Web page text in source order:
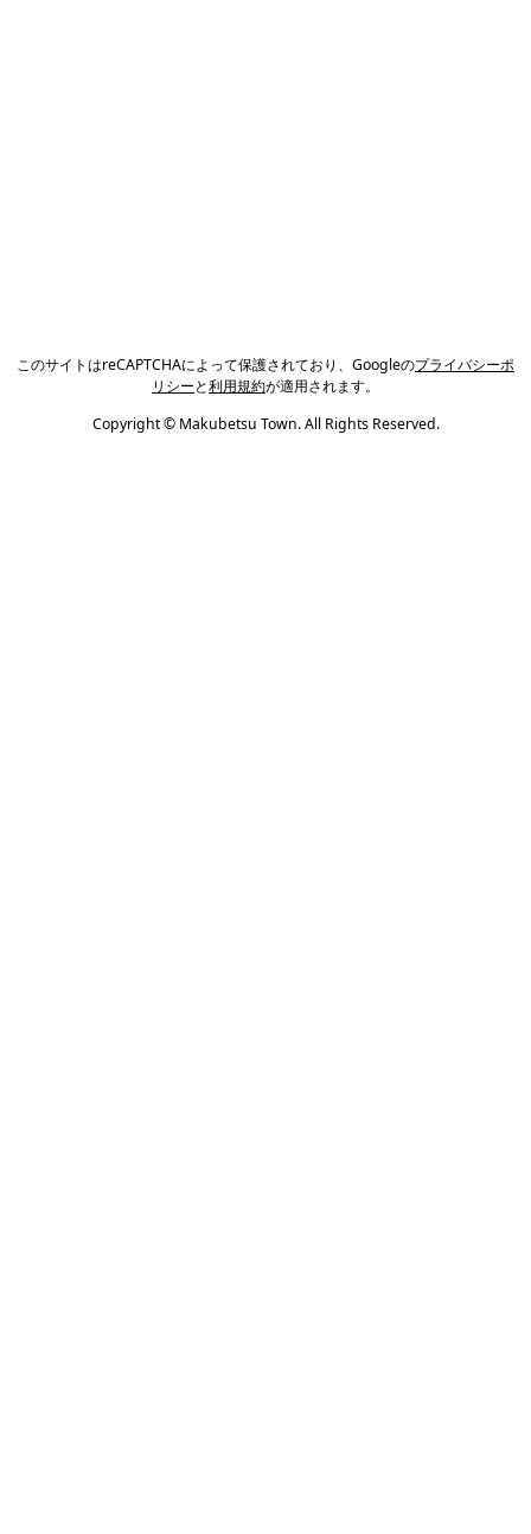
このサイトはreCAPTCHAによって保護されており、Googleのプライバシーポ
リシーと利用規約が適用されます。
Copyright © Makubetsu Town. All Rights Reserved.